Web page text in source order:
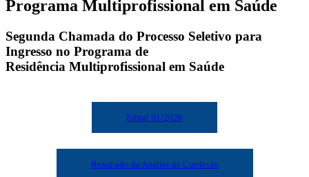
Programa Multiprofissional em Saúde
Segunda Chamada do Processo Seletivo para
Ingresso no Programa de
Residência Multiprofissional em Saúde
Edital 01/2026
Resultado da Análise de Currículo